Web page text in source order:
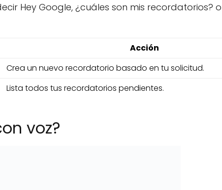
Hey Google, ¿cuáles son mis recordatorios?
Acción
Crea un nuevo recordatorio basado en tu solicitud.
Lista todos tus recordatorios pendientes.
voz?